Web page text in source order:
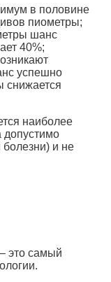
в половине
пиометры;
шанс
40%;
успешно
снижается
наиболее
допустимо
болезни) и не
это самый